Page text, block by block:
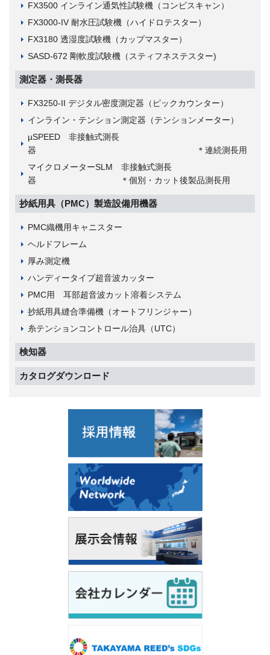
FX3500 インライン通気性試験機（コンビスキャン）
FX3000-IV 耐水圧試験機（ハイドロテスター）
FX3180 透湿度試験機（カップマスター）
SASD-672 剛軟度試験機（スティフネステスター)
測定器・測長器
FX3250-II デジタル密度測定器（ピックカウンター）
インライン・テンション測定器（テンションメーター）
µSPEED 非接触式測長
器 ＊連続測長用
マイクロメーターSLM 非接触式測長
器 ＊個別・カット後製品測長用
抄紙用具（PMC）製造設備用機器
PMC織機用キャニスター
ヘルドフレーム
厚み測定機
ハンディータイプ超音波カッター
PMC用 耳部超音波カット溶着システム
抄紙用具縫合準備機（オートフリンジャー）
糸テンションコントロール治具（UTC）
検知器
カタログダウンロード